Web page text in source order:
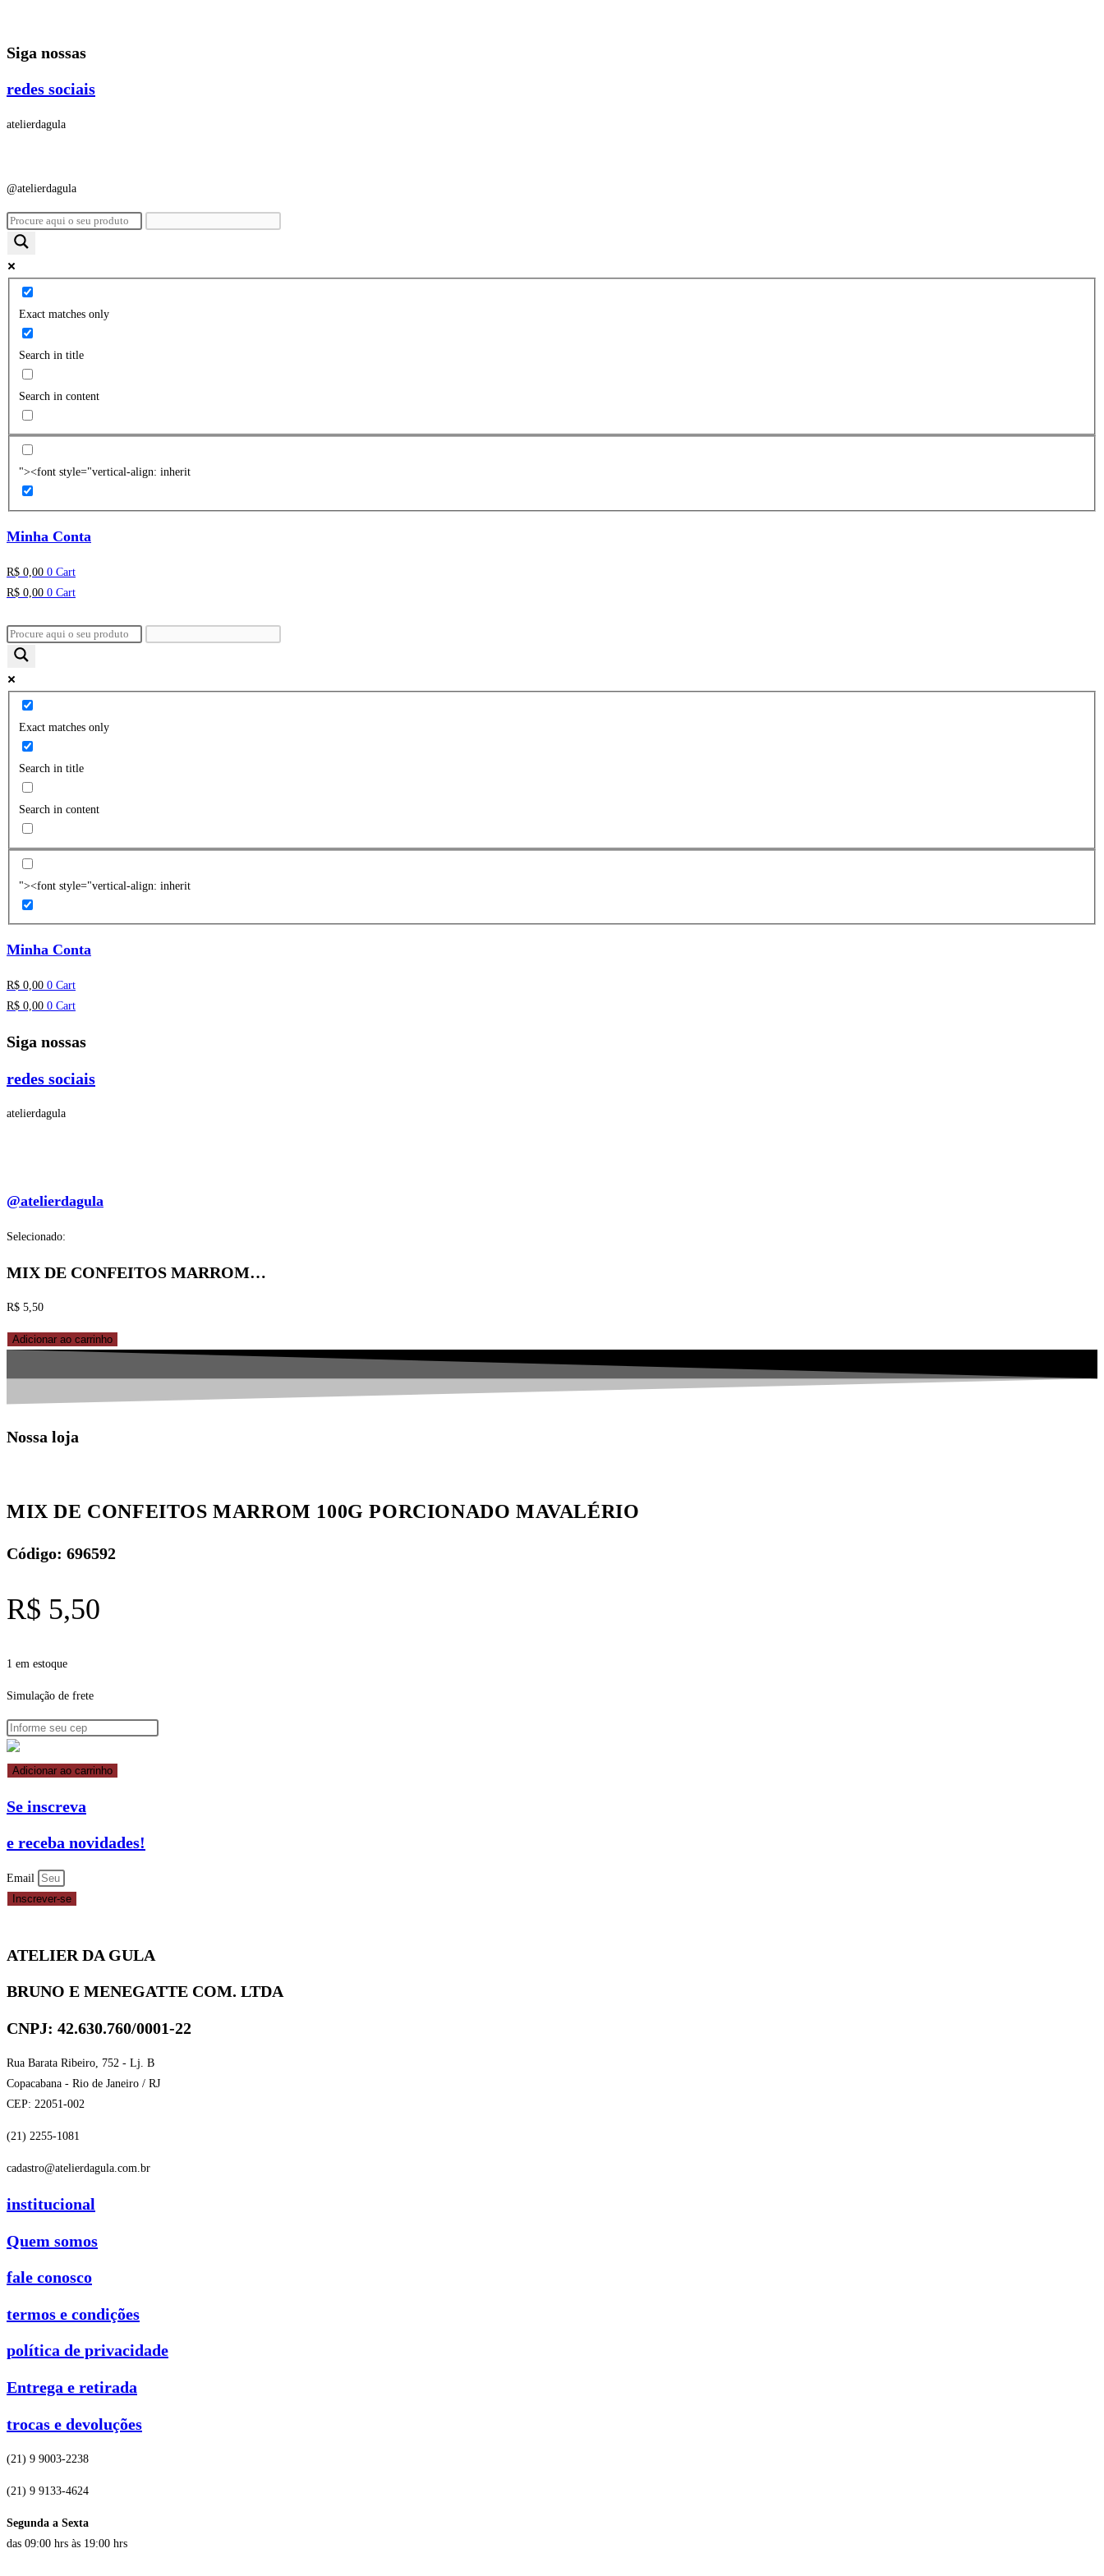
o
Siga nossas
redes sociais
atelierdagula
@atelierdagula
Exact matches only
Search in title
Search in content
"><font style="vertical-align: inherit
Minha Conta
R$ 0,00 0 Cart
R$ 0,00 0 Cart
Exact matches only
Search in title
Search in content
"><font style="vertical-align: inherit
Minha Conta
R$ 0,00 0 Cart
R$ 0,00 0 Cart
Siga nossas
redes sociais
atelierdagula
@atelierdagula
Selecionado:
MIX DE CONFEITOS MARROM…
R$ 5,50
MIX
CONFEITOS
MARROM
PORCIONADO
Adicionar ao carrinho
Nossa loja
MIX DE CONFEITOS MARROM 100G PORCIONADO MAVALÉRIO
Código: 696592
R$ 5,50
1 em estoque
Simulação de frete
MIX
CONFEITOS
100G
PORCIONADO
MAVALÉRIO
Adicionar ao carrinho
Se inscreva
e receba novidades!
Email
Inscrever-se
ATELIER DA GULA
BRUNO E MENEGATTE COM. LTDA
CNPJ: 42.630.760/0001-22
Rua Barata Ribeiro, 752 - Lj. B
Copacabana - Rio de Janeiro / RJ
CEP: 22051-002
(21) 2255-1081
cadastro@atelierdagula.com.br
institucional
Quem somos
fale conosco
termos e condições
política de privacidade
Entrega e retirada
trocas e devoluções
(21) 9 9003-2238
(21) 9 9133-4624
Segunda a Sexta
das 09:00 hrs às 19:00 hrs